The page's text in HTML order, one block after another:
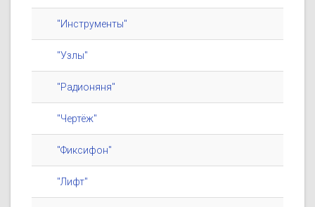
"Инструменты"
"Узлы"
"Радионяня"
"Чертёж"
"Фиксифон"
"Лифт"